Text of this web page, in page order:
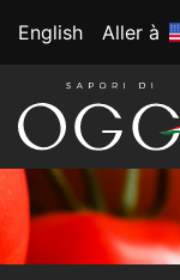
English Aller à